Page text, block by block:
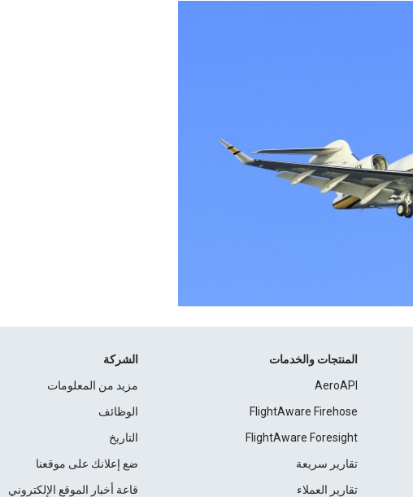
المنتجات والخدمات
AeroAPI
FlightAware Firehose
FlightAware Foresight
تقارير سريعة
تقارير العملاء
الشركة
مزيد من المعلومات
الوظائف
التاريخ
ضع إعلانك على موقعنا
قاعة أخبار الموقع الإلكتروني